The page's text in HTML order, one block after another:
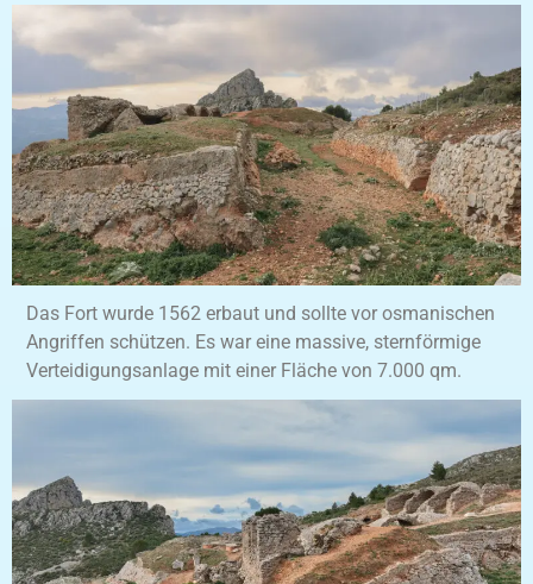
Das Fort wurde 1562 erbaut und sollte vor osmanischen
Angriffen schützen. Es war eine massive, sternförmige
Verteidigungsanlage mit einer Fläche von 7.000 qm.